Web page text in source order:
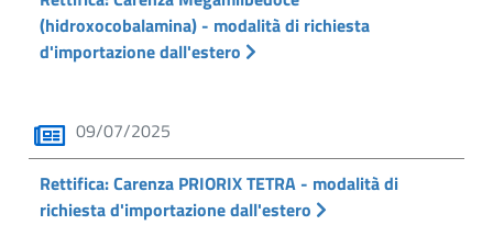
(hidroxocobalamina) - modalità di richiesta
d'importazione dall'estero
09/07/2025
Rettifica: Carenza PRIORIX TETRA - modalità di
richiesta d'importazione dall'estero